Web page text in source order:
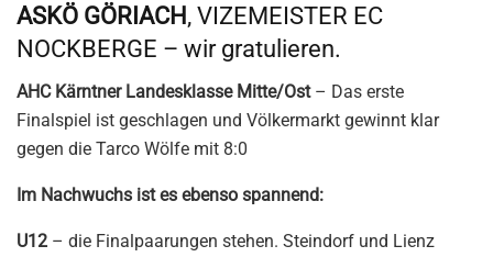
ASKÖ GÖRIACH, VIZEMEISTER EC
NOCKBERGE – wir gratulieren.
AHC Kärntner Landesklasse Mitte/Ost– Das erste
Finalspiel ist geschlagen und Völkermarkt gewinnt klar
gegen die Tarco Wölfe mit 8:0
Im Nachwuchs ist es ebenso spannend:
U12 – die Finalpaarungen stehen. Steindorf und Lienz